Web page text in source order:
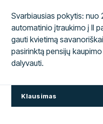
Svarbiausias pokytis: nuo
automatinio įtraukimo į II
gauti kvietimą
pasirinktą pensijų
dalyvauti.
Klausimas